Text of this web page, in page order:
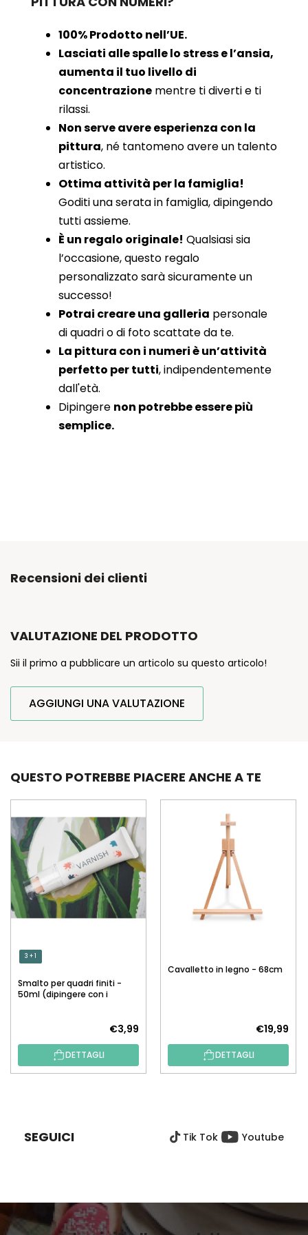
100% Prodotto nell’UE.
Lasciati alle spalle lo stress e l’ansia,
aumenta il tuo livello di
concentrazione mentre ti diverti e ti
rilassi.
Non serve avere esperienza con la
pittura, né tantomeno avere un talento
artistico.
Ottima attività per la famiglia!
Goditi una serata in famiglia, dipingendo
tutti assieme.
È un regalo originale! Qualsiasi sia
l’occasione, questo regalo
personalizzato sarà sicuramente un
successo!
Potrai creare una galleria personale
di quadri o di foto scattate da te.
La pittura con i numeri è un’attività
perfetto per tutti, indipendentemente
dall'età.
Dipingere non potrebbe essere più
semplice.
Recensioni dei clienti
VALUTAZIONE DEL PRODOTTO
Sii il primo a pubblicare un articolo su questo articolo!
AGGIUNGI UNA VALUTAZIONE
QUESTO POTREBBE PIACERE ANCHE A TE
3 + 1
Smalto per quadri finiti -
50ml (dipingere con i
€3,99
DETTAGLI
Cavalletto in legno - 68cm
€19,99
DETTAGLI
G
SEGUICI Tik Tok Youtube